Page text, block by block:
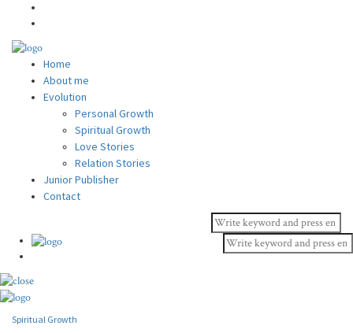
Home
About me
Evolution
Personal Growth
Spiritual Growth
Love Stories
Relation Stories
Junior Publisher
Contact
Spiritual Growth